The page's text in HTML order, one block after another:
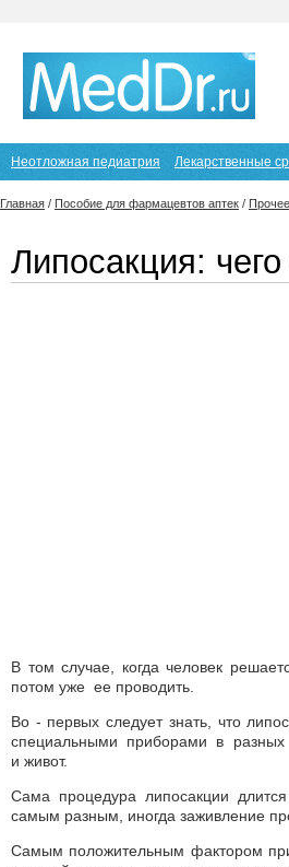
Неотложная педиатрия Лекарственные
Главная / Пособие для фармацевтов аптек / Прочее
Липосакция:
В том случае, когда человек
потом уже ее проводить.
Во - первых следует знать, что
специальными приборами в
и живот.
Сама процедура липосакции
самым разным, иногда заживление
Самым положительным фактором при